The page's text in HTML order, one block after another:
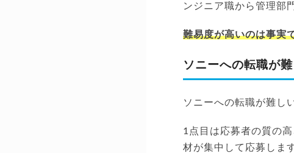
ンジニア職から管理部
難易度が高いのは事実
ソニーへの転職が
ソニーへの転職が難し
1点目は応募者の質の
材が集中して応募しま